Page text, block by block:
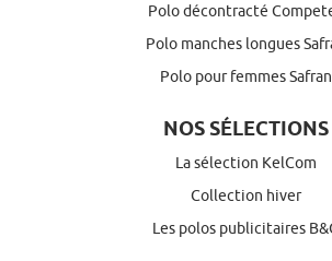
Polo décontracté
Polo manches longues
Polo pour femmes Safran
NOS SÉLECTIONS
La sélection KelCom
Collection hiver
Les polos publicitaires